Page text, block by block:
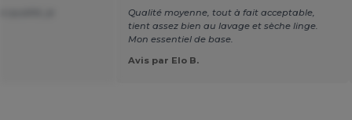
Qualité moyenne, tout à fait acceptable,
tient assez bien au lavage et sèche linge.
Mon essentiel de base.
Avis par Elo B.